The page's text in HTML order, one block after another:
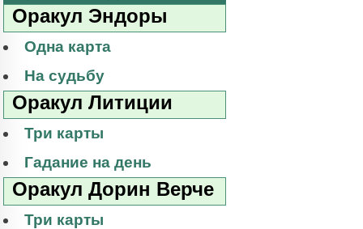
Оракул Эндоры
Одна карта
На судьбу
Оракул Литиции
Три карты
Гадание на день
Оракул Дорин Верче
Три карты